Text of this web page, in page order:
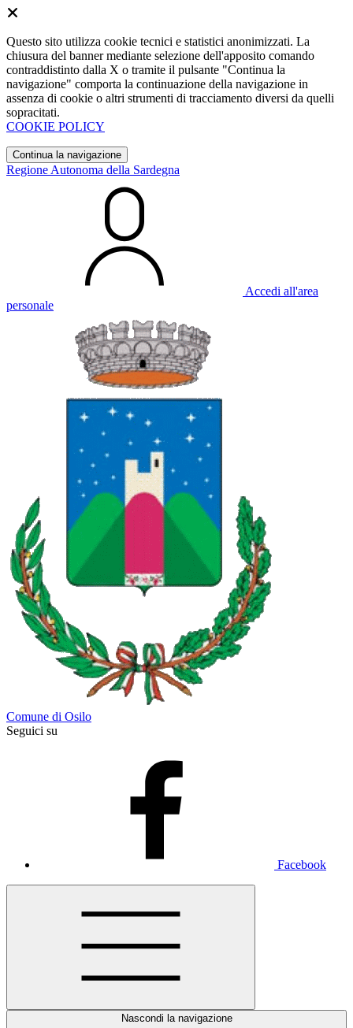
Questo sito utilizza cookie tecnici e statistici anonimizzati. La
chiusura del banner mediante selezione dell'apposito comando
contraddistinto dalla X o tramite il pulsante "Continua la
navigazione" comporta la continuazione della navigazione in
assenza di cookie o altri strumenti di tracciamento diversi da quelli
sopracitati.
COOKIE POLICY
Continua la navigazione
Regione Autonoma della Sardegna
Accedi all'area
personale
Comune di Osilo
Seguici su
Facebook
Nascondi la navigazione